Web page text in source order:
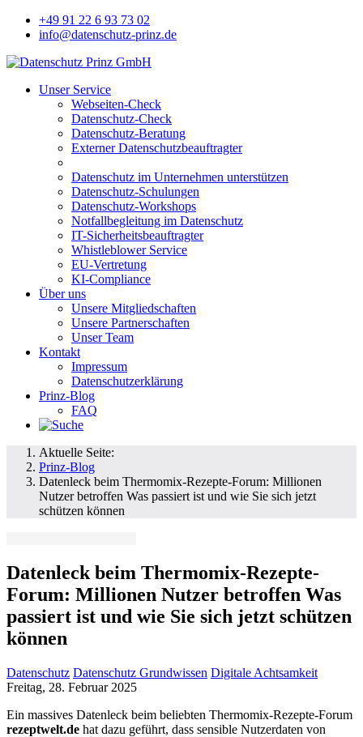
+49 91 22 6 93 73 02
info@datenschutz-prinz.de
Unser Service
Webseiten-Check
Datenschutz-Check
Datenschutz-Beratung
Externer Datenschutzbeauftragter
Datenschutz im Unternehmen unterstützen
Datenschutz-Schulungen
Datenschutz-Workshops
Notfallbegleitung im Datenschutz
IT-Sicherheitsbeauftragter
Whistleblower Service
EU-Vertretung
KI-Compliance
Über uns
Unsere Mitgliedschaften
Unsere Partnerschaften
Unser Team
Kontakt
Impressum
Datenschutzerklärung
Prinz-Blog
FAQ
Aktuelle Seite:
Prinz-Blog
Datenleck beim Thermomix-Rezepte-Forum: Millionen
Nutzer betroffen Was passiert ist und wie Sie sich jetzt
schützen können
Datenleck beim Thermomix-Rezepte-
Forum: Millionen Nutzer betroffen Was
passiert ist und wie Sie sich jetzt schützen
können
Datenschutz Datenschutz Grundwissen Digitale Achtsamkeit
Freitag, 28. Februar 2025
Ein massives Datenleck beim beliebten Thermomix-Rezepte-Forum
rezeptwelt.de hat dazu geführt, dass sensible Nutzerdaten von